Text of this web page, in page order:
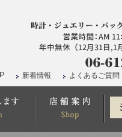
新着情報 よくあるご質問